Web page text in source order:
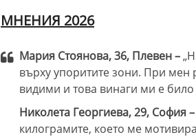
МНЕНИЯ 2026
Мария Стоянова, 36, Плевен –
върху упоритите зони. При мен
видими и това винаги ми е било
Николета Георгиева, 29, София –
килограмите, което ме